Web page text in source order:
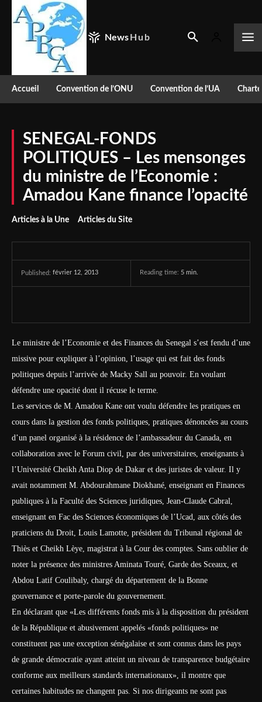
News Hub
Accueil Convention de l’ONU Convention de l’UA
SENEGAL-FONDS
POLITIQUES – Les mensonges
du ministre de l’Economie :
Amadou Kane finance l’opacité
Articles à la Une Articles du Site
Published: février 12, 2013 Reading time: 5 min.
Le ministre de l’Economie et des Finances du Senegal s’est fendu d’une
missive pour expliquer à l’opinion, l’usage qui est fait des fonds
politiques depuis l’arrivée de Macky Sall au pouvoir. En voulant
défendre une opacité dont il récuse le terme.
Les services de M. Amadou Kane ont voulu défendre les pratiques en
cours dans la gestion des fonds politiques, pratiques dénoncées au cours
d’un panel organisé à la résidence de l’ambassadeur du Canada, en
collaboration avec le Forum civil, par des universitaires, enseignants à
l’Uni­ver­sité Cheikh Anta Diop de Dakar et des juristes de valeur. Il y
avait notamment M. Abdou­rah­ma­ne Dio­kha­né, enseignant en Finances
pu­bliques à la Faculté des Sciences juridiques, Jean-Claude Cabral,
enseignant en Fac des Sciences économiques de l’Ucad, aux côtés des
praticiens du Droit, Louis Lamotte, président du Tribunal régional de
Thiès et Cheikh Lèye, magistrat à la Cour des comptes. Sans oublier de
noter la présence des ministres Aminata Touré, Garde des Sceaux, et
Abdou Latif Coulibaly, chargé du département de la Bonne
gouvernance et porte-parole du gouvernement.
En déclarant que «Les différents fonds mis à la disposition du président
de la République et abusivement appelés «fonds politiques» ne
constituent pas une exception sénégalaise et sont connus dans les pays
de grande démocratie ayant atteint un niveau de transparence budgétaire
conforme aux meilleurs standards internationaux», il montre que
certaines habitudes ne changent pas. Si nos dirigeants ne sont pas